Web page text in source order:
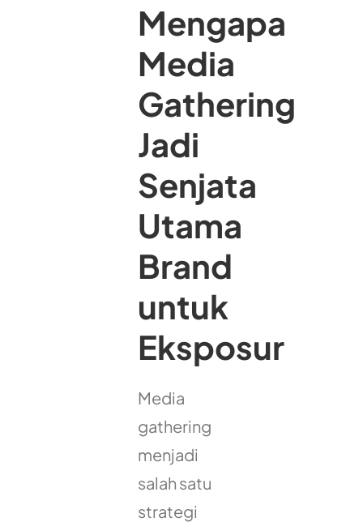
Mengapa
Media
Gathering
Jadi
Senjata
Utama
Brand
untuk
Eksposur
Media
gathering
menjadi
salah satu
strategi